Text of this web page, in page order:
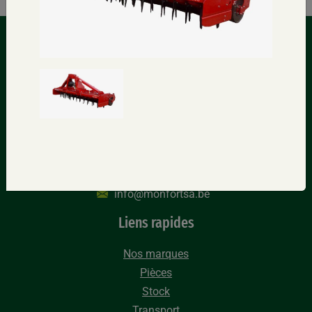
info@monfortsa.be
Liens rapides
Nos marques
Pièces
Stock